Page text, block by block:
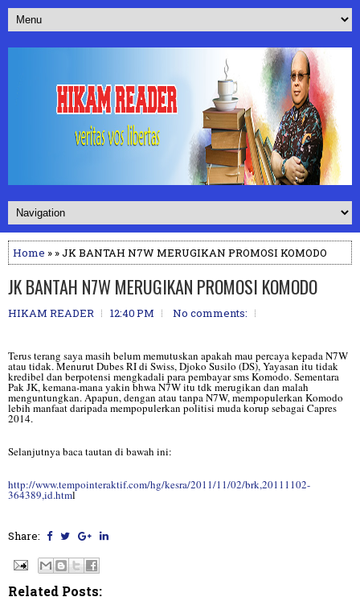
Home » » JK BANTAH N7W MERUGIKAN PROMOSI KOMODO
JK BANTAH N7W MERUGIKAN PROMOSI KOMODO
HIKAM READER 12:40 PM No comments:
Terus terang saya masih belum memutuskan apakah mau percaya kepada N7W
atau tidak. Menurut Dubes RI di Swiss, Djoko Susilo (DS), Yayasan itu tidak
kredibel dan berpotensi mengkadali para pembayar sms Komodo. Sementara
Pak JK, kemana-mana yakin bhwa N7W itu tdk merugikan dan malah
menguntungkan. Apapun, dengan atau tanpa N7W, mempopulerkan Komodo
lebih manfaat daripada mempopulerkan politisi muda korup sebagai Capres
2014.
Selanjutnya baca tautan di bawah ini:
http://www.tempointeraktif.com/hg/kesra/2011/11/02/brk,20111102-
364389,id.html
Share:
Related Posts: